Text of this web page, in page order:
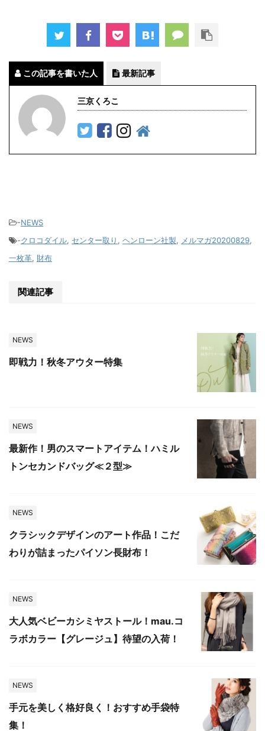
この記事を書いた人 最新記事
三京くろこ
-NEWS
-クロコダイル, センター取り , ヘンローン社製, メルマガ20200829,
一枚革, 財布
関連記事
NEWS
即戦力！秋冬アウター特集
NEWS
最新作！男のスマートアイテム！ハミル
トンセカンドバッグ≪２型≫
NEWS
クラシックデザインのアート作品！こだ
わりが詰まったパイソン長財布！
NEWS
大人気ベビーカシミヤストール！mau.コ
ラボカラー【グレージュ】待望の入荷！
NEWS
手元を美しく格好良く！おすすめ手袋特
集！